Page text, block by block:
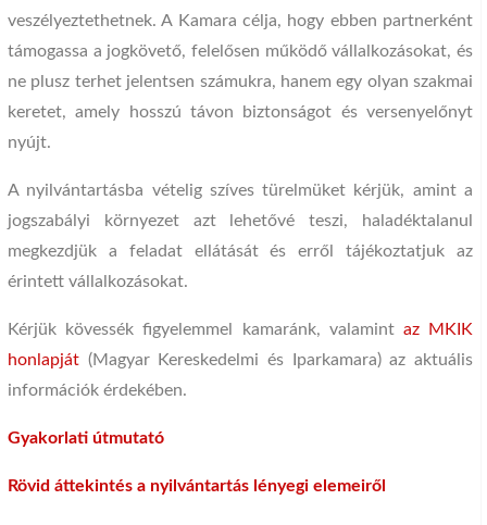
veszélyeztethetnek. A Kamara célja, hogy ebben partnerként
támogassa a jogkövető, felelősen működő vállalkozásokat, és
ne plusz terhet jelentsen számukra, hanem egy olyan szakmai
keretet, amely hosszú távon biztonságot és versenyelőnyt
nyújt.
A nyilvántartásba vételig szíves türelmüket kérjük, amint a
jogszabályi környezet azt lehetővé teszi, haladéktalanul
megkezdjük a feladat ellátását és erről tájékoztatjuk az
érintett vállalkozásokat.
Kérjük kövessék figyelemmel kamaránk, valamint az MKIK
honlapját (Magyar Kereskedelmi és Iparkamara) az aktuális
információk érdekében.
Gyakorlati útmutató
Rövid áttekintés a nyilvántartás lényegi elemeiről